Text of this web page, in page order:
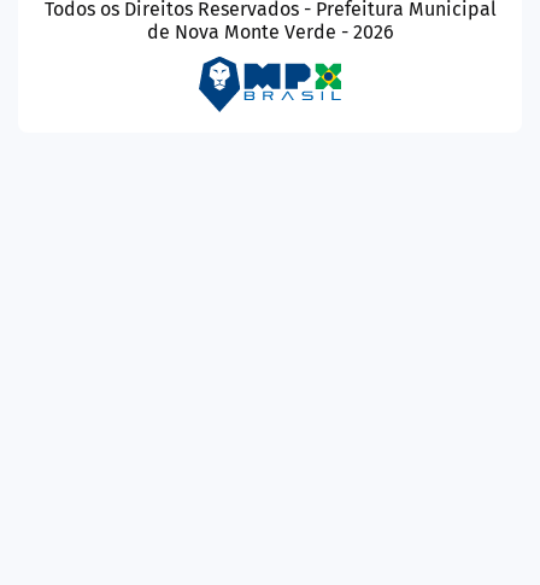
Todos os Direitos Reservados - Prefeitura Municipal
de Nova Monte Verde - 2026